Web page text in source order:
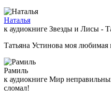
Наталья
к аудиокниге Звезды и Лисы -
Татьяна Устинова моя любимая
Рамиль
к аудиокниге Мир
сломал!